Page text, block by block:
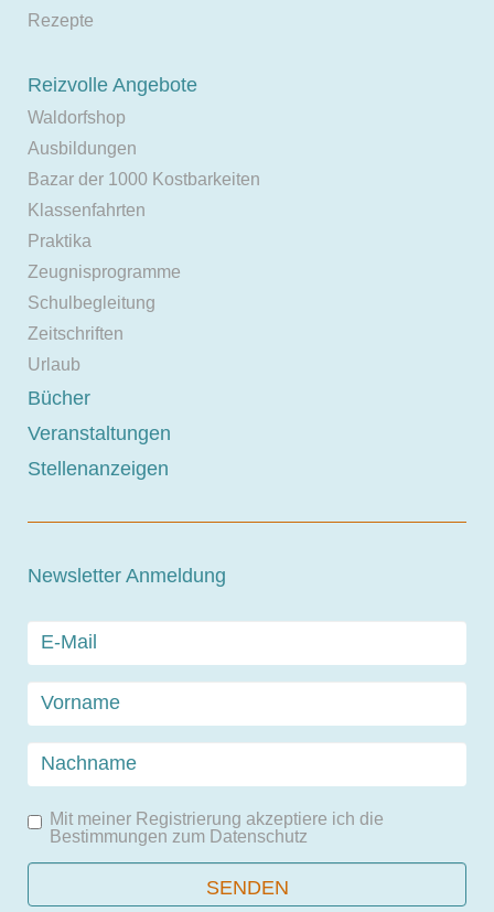
Rezepte
Reizvolle Angebote
Waldorfshop
Ausbildungen
Bazar der 1000 Kostbarkeiten
Klassenfahrten
Praktika
Zeugnisprogramme
Schulbegleitung
Zeitschriften
Urlaub
Bücher
Veranstaltungen
Stellenanzeigen
Newsletter Anmeldung
Mit meiner Registrierung akzeptiere ich die
Bestimmungen zum Datenschutz